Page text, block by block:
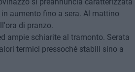
aumento fino a sera. Al mattino
di pranzo.
ampie schiarite al tramonto. Serata
termici pressoché stabili sino a